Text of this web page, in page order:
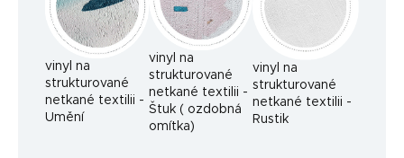
vinyl na
strukturované
netkané textilii -
Umění
vinyl na
strukturované
netkané textilii -
Štuk ( ozdobná
omítka)
vinyl na
strukturované
netkané textilii -
Rustik